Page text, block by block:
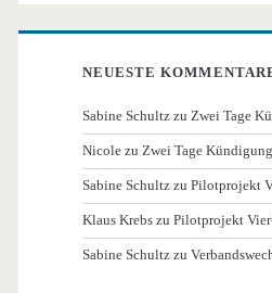
NEUESTE
Sabine Schultz zuZwei Tage
Nicole zuZwei Tage
Sabine Schultz zuPilotprojekt
Klaus Krebs zuPilotprojekt
Sabine Schultz zu